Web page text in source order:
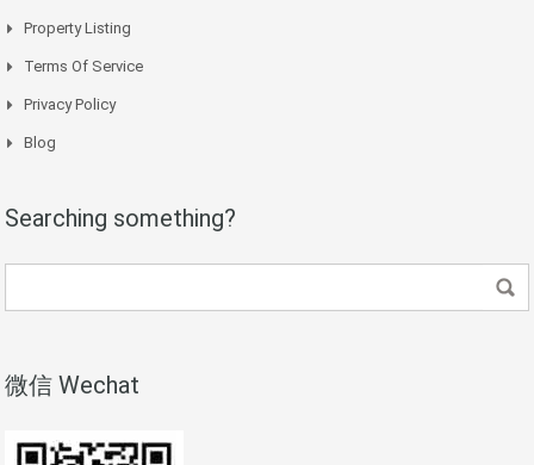
Property Listing
Terms Of Service
Privacy Policy
Blog
Searching something?
微信 Wechat